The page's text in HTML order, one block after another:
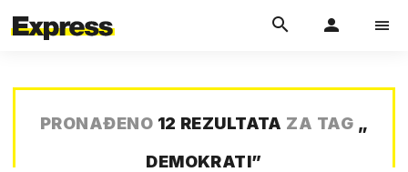
PRONAĐENO 12 REZULTATA ZA TAG „
DEMOKRATI”